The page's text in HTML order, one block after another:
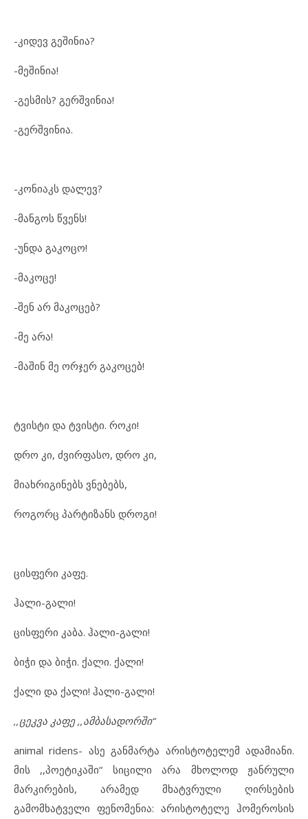
-კიდევ გეშინია?
-მეშინია!
-გესმის? გერშვინია!
-გერშვინია.
-კონიაკს დალევ?
-მანგოს წვენს!
-უნდა გაკოცო!
-მაკოცე!
-შენ არ მაკოცებ?
-მე არა!
-მაშინ მე ორჯერ გაკოცებ!
ტვისტი და ტვისტი. როკი!
დრო კი, ძვირფასო, დრო კი,
მიახრიგინებს ვნებებს,
როგორც პარტიზანს დროგი!
ცისფერი კაფე.
ჰალი-გალი!
ცისფერი კაბა. ჰალი-გალი!
ბიჭი და ბიჭი. ქალი. ქალი!
ქალი და ქალი! ჰალი-გალი!
,,ცეკვა კაფე ,,ამბასადორში“
animal ridens- ასე განმარტა არისტოტელემ ადამიანი.
მის ,,პოეტიკაში“ სიცილი არა მხოლოდ ჟანრული
მარკირების, არამედ მხატვრული ღირსების
გამომხატველი ფენომენია: არისტოტელე ჰომეროსის